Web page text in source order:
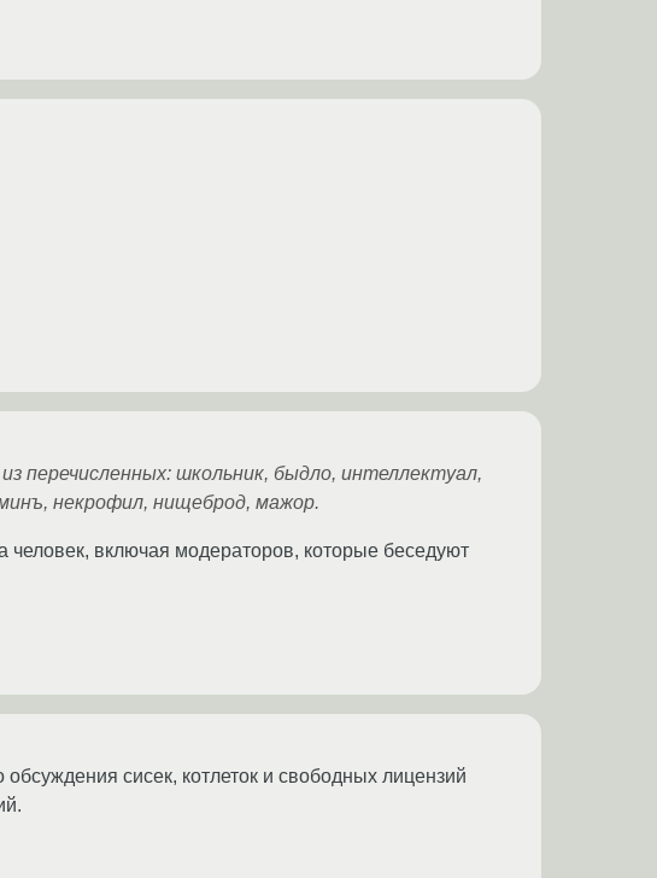
перечисленных: школьник, быдло, интеллектуал,
некрофил, нищеброд, мажор.
включая модераторов, которые беседуют
сисек, котлеток и свободных лицензий